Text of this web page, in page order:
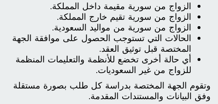
الزواج من سورية مقيمة داخل المملكة.
الزواج من سورية تقيم خارج المملكة.
الزواج من سورية من مواليد السعودية.
الحالات التي تستوجب الحصول على موافقة الجهة
المختصة قبل توثيق العقد.
أي حالة أخرى تخضع للأنظمة والتعليمات المنظمة
للزواج من غير السعوديات.
وتقوم الجهة المختصة بدراسة كل طلب بصورة مستقلة
وفق البيانات والمستندات المقدمة.